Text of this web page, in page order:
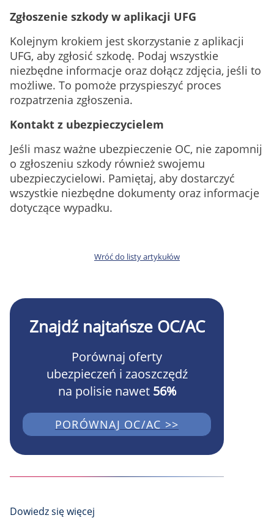
Zgłoszenie szkody w aplikacji UFG
Kolejnym krokiem jest skorzystanie z aplikacji
UFG, aby zgłosić szkodę. Podaj wszystkie
niezbędne informacje oraz dołącz zdjęcia, jeśli to
możliwe. To pomoże przyspieszyć proces
rozpatrzenia zgłoszenia.
Kontakt z ubezpieczycielem
Jeśli masz ważne ubezpieczenie OC, nie zapomnij
o zgłoszeniu szkody również swojemu
ubezpieczycielowi. Pamiętaj, aby dostarczyć
wszystkie niezbędne dokumenty oraz informacje
dotyczące wypadku.
Wróć do listy artykułów
Znajdź najtańsze OC/AC
Porównaj oferty
ubezpieczeń i zaoszczędź
na polisie nawet 56%
PORÓWNAJ OC/AC >>
Dowiedz się więcej